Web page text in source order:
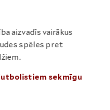
aizvadīs vairākus
spēles pret
sekmīgu